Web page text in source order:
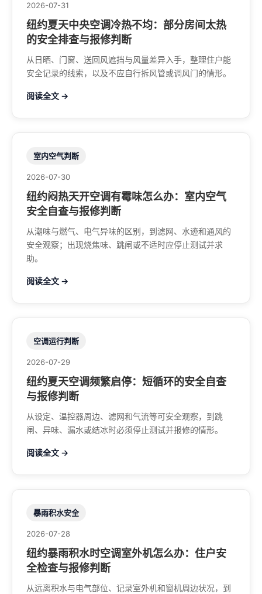
2026-07-31
纽约夏天中央空调冷热不均：部分房间太热
的安全排查与报修判断
从日晒、门窗、送回风遮挡与风量差异入手，整理住户能
安全记录的线索，以及不应自行拆风管或调风门的情形。
阅读全文 →
室内空气判断
2026-07-30
纽约闷热天开空调有霉味怎么办：室内空气
安全自查与报修判断
从潮味与燃气、电气异味的区别，到滤网、水迹和通风的
安全观察；出现烧焦味、跳闸或不适时应停止测试并求
助。
阅读全文 →
空调运行判断
2026-07-29
纽约夏天空调频繁启停：短循环的安全自查
与报修判断
从设定、温控器周边、滤网和气流等可安全观察，到跳
闸、异味、漏水或结冰时必须停止测试并报修的情形。
阅读全文 →
暴雨积水安全
2026-07-28
纽约暴雨积水时空调室外机怎么办：住户安
全检查与报修判断
从远离积水与电气部位、记录室外机和窗机周边状况，到